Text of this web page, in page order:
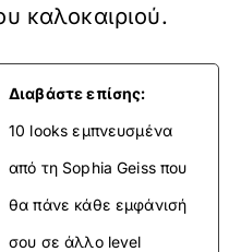
καλοκαιριού.
Διαβάστε επίσης:
10 looks εμπνευσμένα
από τη Sophia Geiss που
θα πάνε κάθε εμφάνισή
σου σε άλλο level